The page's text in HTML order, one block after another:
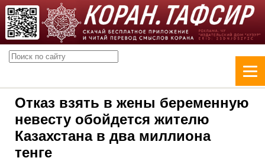
Отказ взять в жены беременную
невесту обойдется жителю
Казахстана в два миллиона
тенге